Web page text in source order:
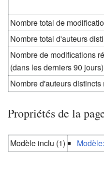
Nombre total de
Nombre total d'auteurs
Nombre de modifications
(dans les derniers 90 jours)
Nombre d'auteurs distincts
Propriétés de la
Modèle inclu (1)